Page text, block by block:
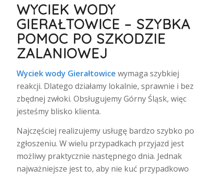
WYCIEK WODY
GIERAŁTOWICE – SZYBKA
POMOC PO SZKODZIE
ZALANIOWEJ
Wyciek wody Gierałtowice wymaga szybkiej
reakcji. Dlatego działamy lokalnie, sprawnie i bez
zbędnej zwłoki. Obsługujemy Górny Śląsk, więc
jesteśmy blisko klienta.
Najczęściej realizujemy usługę bardzo szybko po
zgłoszeniu. W wielu przypadkach przyjazd jest
możliwy praktycznie następnego dnia. Jednak
najważniejsze jest to, aby nie kuć przypadkowo